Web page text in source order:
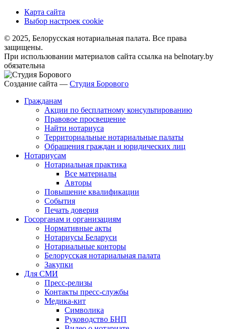
Карта сайта
Выбор настроек cookie
© 2025, Белорусская нотариальная палата. Все права
защищены.
При использовании материалов сайта ссылка на belnotary.by
обязательна
Создание сайта — Студия Борового
Гражданам
Акции по бесплатному консультированию
Правовое просвещение
Найти нотариуса
Территориальные нотариальные палаты
Обращения граждан и юридических лиц
Нотариусам
Нотариальная практика
Все материалы
Авторы
Повышение квалификации
События
Печать доверия
Госорганам и организациям
Нормативные акты
Нотариусы Беларуси
Нотариальные конторы
Белорусская нотариальная палата
Закупки
Для СМИ
Пресс-релизы
Контакты пресс-службы
Медика-кит
Символика
Руководство БНП